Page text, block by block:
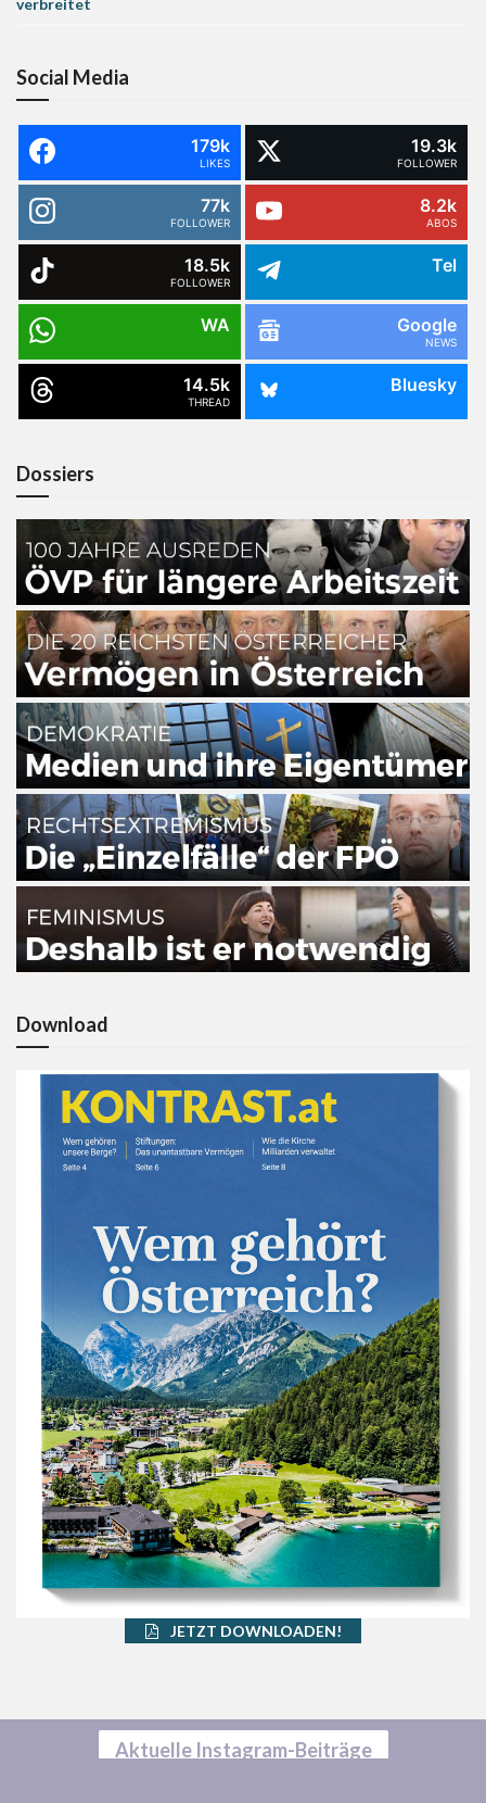
verbreitet
Social Media
179k
LIKES
19.3k
FOLLOWER
77k
FOLLOWER
8.2k
ABOS
18.5k
FOLLOWER
Tel
WA Google
NEWS
14.5k
THREAD
Bluesky
Dossiers
Download
JETZT DOWNLOADEN!
Aktuelle Instagram-Beiträge